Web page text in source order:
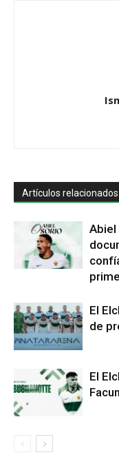
Artículos relacionados
Abiel
El
de
El